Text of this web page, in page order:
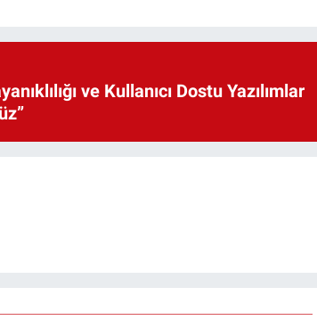
ve Kullanıcı Dostu Yazılımlar